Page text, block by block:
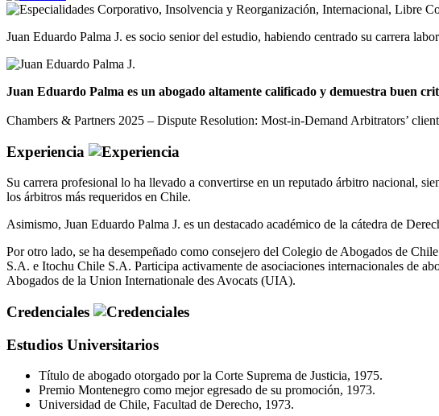
Corporativo, Insolvencia y Reorganización, Internacional, Libre
Juan Eduardo Palma J. es socio senior del estudio, habiendo centrado su carrera
Juan Eduardo Palma es un abogado altamente calificado y demuestra buen
Chambers & Partners 2025 – Dispute Resolution: Most-in-Demand Arbitrators’
Experiencia
Su carrera profesional lo ha llevado a convertirse en un reputado árbitro nacional,
los árbitros más requeridos en Chile.
Asimismo, Juan Eduardo Palma J. es un destacado académico de la cátedra de
Por otro lado, se ha desempeñado como consejero del Colegio de Abogados de
S.A. e Itochu Chile S.A. Participa activamente de asociaciones internacionales de
Abogados de la Union Internationale des Avocats (UIA).
Credenciales
Estudios Universitarios
Título de abogado otorgado por la Corte Suprema de Justicia, 1975.
Premio Montenegro como mejor egresado de su promoción, 1973.
Universidad de Chile, Facultad de Derecho, 1973.